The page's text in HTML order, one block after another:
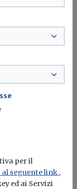
il Sistri
1°
sarà gestito
per il
al seguente link ,
ed ai Servizi